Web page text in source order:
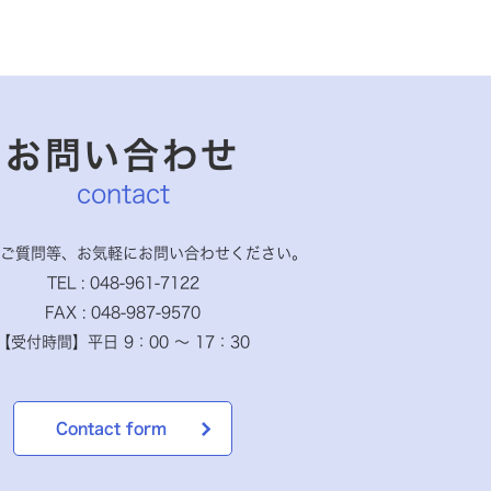
お問い合わせ
contact
質問等、お気軽に お問い合わせください。
TEL : 048-961-7122
FAX : 048-987-9570
受付時間】 平日 9：00 ～ 17：30
Contact form